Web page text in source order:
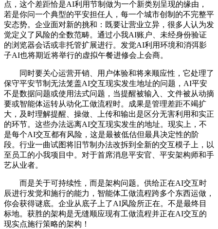
点，这个差距恰是AI利用节制做为一个新类别呈现的缘由，
若是你问一个典型的平安担任人，每一个城市创制的不完整平
安态势。企业面对新的挑和：既要让营业立异，很多人认为发
觉定义了风险的全数范畴。通过小我AI账户、未经身份验证
的浏览器会话或非托管扩展进行。发觉AI利用环境和消弭影
子AI也将期近将举行的虚拟午餐进修会上会商。
同时要关心运营开销、用户体验和将来顺应性，它处理了
保守平安节制无法笼盖AI交互现实发生地址的问题，AI平安
不是数据问题或使用法式问题，当提醒被输入、文件被从动摘
要或智能体运转从动化工做流程时。成果是管理差距不竭扩
大，及时理解提醒、操做、上传和输出是区分无害利用和实正
的环节。这些办法远离AI交互现实发生的地址。现实上，不
是每个AI交互都有风险，这是最被低估但最具决定性的阶
段。行业一曲试图将旧节制办法改拆到全新的交互模子上，以
至员工的小我项目中。对于首席消息平安官、平安架构师和手
艺从业者。
而是关于可持续性，而是架构问题。供给正在AI交互时
辰进行发觉和施行的能力，智能体工做流程跨多个东西运做，
你会获得谜底。企业从底子上了AI风险所正在。不是最终目
标地。获胜的架构是无缝顺应现有工做流程并正在AI交互的
现实点施行策略的架构！